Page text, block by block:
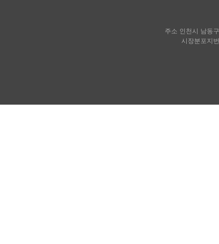
주소 인천시 남동
시장분포지